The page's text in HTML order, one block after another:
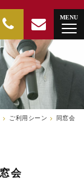
MENU
釣新
ご利用シーン 同窓会
会